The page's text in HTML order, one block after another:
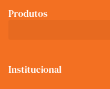
Produtos
Institucional